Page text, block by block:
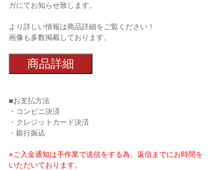
ガにてお知らせ致します。
より詳しい情報は商品詳細をご覧ください！
画像も多数掲載しております。
商品詳細
■お支払方法
・コンビニ決済
・クレジットカード決済
・銀行振込
※ご入金通知は手作業で送信をする為、返信までにお時間を
いただいております。